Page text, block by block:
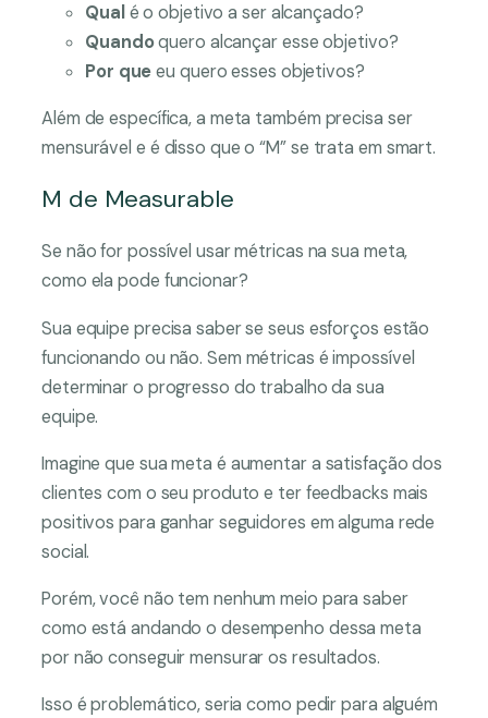
Qual é o objetivo a ser alcançado?
Quandoquero alcançar esse objetivo?
Por queeu quero esses objetivos?
Além de específica, a meta também precisa ser
mensurável e é disso que o “M” se trata em smart.
M de Measurable
Se não for possível usar métricas na sua meta,
como ela pode funcionar?
Sua equipe precisa saber se seus esforços estão
funcionando ou não. Sem métricas é impossível
determinar o progresso do trabalho da sua
equipe.
Imagine que sua meta é aumentar a satisfação dos
clientes com o seu produto e ter feedbacks mais
positivos para ganhar seguidores em alguma rede
social.
Porém, você não tem nenhum meio para saber
como está andando o desempenho dessa meta
por não conseguir mensurar os resultados.
Isso é problemático, seria como pedir para alguém